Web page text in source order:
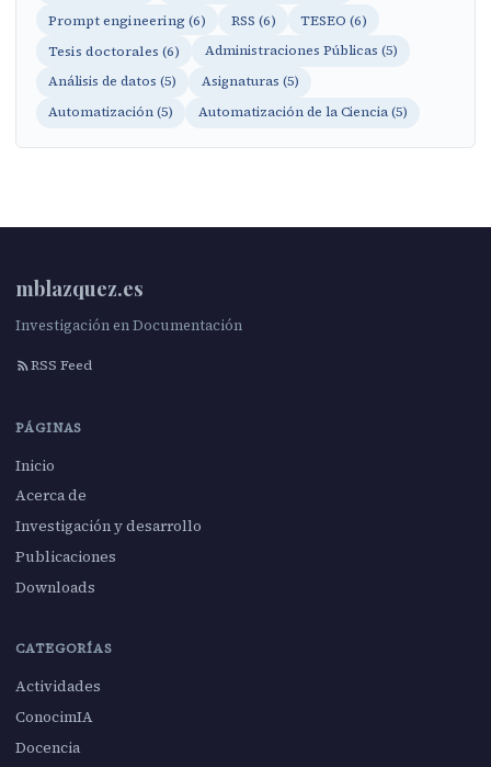
Prompt engineering (6)
RSS (6)
TESEO (6)
Tesis doctorales (6)
Administraciones Públicas (5)
Análisis de datos (5)
Asignaturas (5)
Automatización (5)
Automatización de la Ciencia (5)
mblazquez.es
Investigación en Documentación
RSS Feed
PÁGINAS
Inicio
Acerca de
Investigación y desarrollo
Publicaciones
Downloads
CATEGORÍAS
Actividades
ConocimIA
Docencia